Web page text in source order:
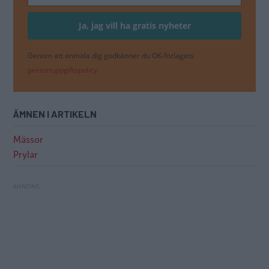
Genom att anmäla dig godkänner du OK-förlagets
personuppgiftspolicy.
ÄMNEN I ARTIKELN
Mässor
Prylar